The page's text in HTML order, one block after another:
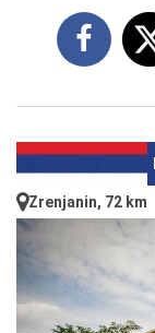
Zrenjanin, 72 km